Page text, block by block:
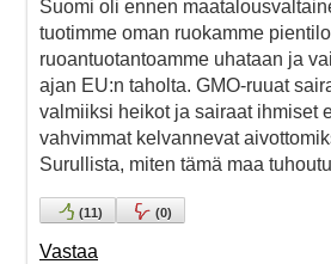
Suomi oli ennen
tuotimme oman ruokamme
ruoantuotantoamme uhataan ja
ajan EU:n taholta. GMO-ruuat
valmiiksi heikot ja sairaat ihmiset
vahvimmat kelvannevat
Surullista, miten tämä maa
(11) (0)
Vastaa